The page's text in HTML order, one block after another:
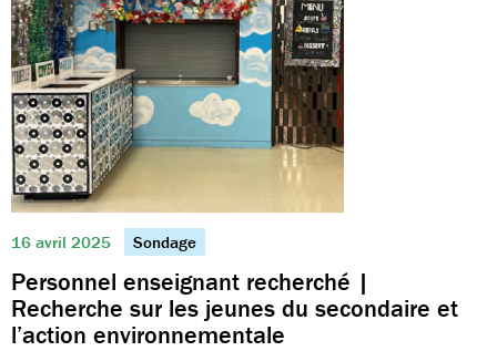
16 avril 2025 Sondage
Personnel enseignant recherché |
Recherche sur les jeunes du secondaire et
l’action environnementale